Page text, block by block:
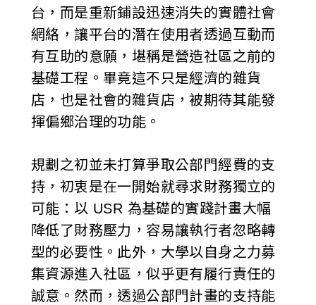
台，而是重新鋪設迅速消失的實體社會
網絡，讓平台的潛在使用者透過互動而
有互助的意願，堪稱是營造社區之前的
基礎工程。畢竟這不只是經濟的雜貨
店，也是社會的雜貨店，被期待其能發
揮偏鄉治理的功能。
規劃之初並未打算爭取公部門經費的支
持，初衷是在一開始就尋求財務獨立的
可能：以 USR 為基礎的實踐計畫大幅
降低了財務壓力，容易讓執行者忽略轉
型的必要性。此外，大學以自身之力募
集資源進入社區，似乎更有履行責任的
誠意。然而，透過公部門計畫的支持能